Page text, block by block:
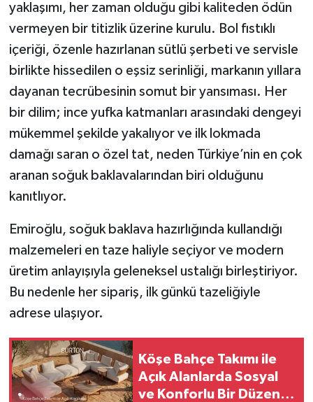
yaklaşımı, her zaman olduğu gibi kaliteden ödün
vermeyen bir titizlik üzerine kurulu. Bol fıstıklı
içeriği, özenle hazırlanan sütlü şerbeti ve servisle
birlikte hissedilen o eşsiz serinliği, markanın yıllara
dayanan tecrübesinin somut bir yansıması. Her
bir dilim; ince yufka katmanları arasındaki dengeyi
mükemmel şekilde yakalıyor ve ilk lokmada
damağı saran o özel tat, neden Türkiye’nin en çok
aranan soğuk baklavalarından biri olduğunu
kanıtlıyor.
Emiroğlu, soğuk baklava hazırlığında kullandığı
malzemeleri en taze haliyle seçiyor ve modern
üretim anlayışıyla geleneksel ustalığı birleştiriyor.
Bu nedenle her sipariş, ilk günkü tazeliğiyle
adrese ulaşıyor.
Köşe Bahçe Takımı ile
Açık Alanlarda Sosyal
ve Konforlu Bir Düzen